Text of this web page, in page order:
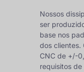
Nossos
ser
base nos
dos clientes.
CNC de +/-
requisitos